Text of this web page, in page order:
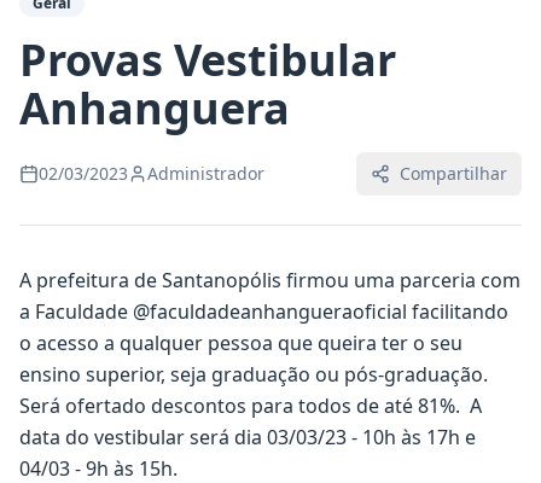
Provas Vestibular
Anhanguera
02/03/2023 Administrador Compartilhar
A prefeitura de Santanopólis firmou uma parceria com
a Faculdade @faculdadeanhangueraoficial facilitando
o acesso a qualquer pessoa que queira ter o seu
ensino superior, seja graduação ou pós-graduação.
Será ofertado descontos para todos de até 81%. A
data do vestibular será dia 03/03/23 - 10h às 17h e
04/03 - 9h às 15h.